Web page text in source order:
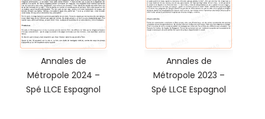
Annales de
Métropole 2024 –
Spé LLCE Espagnol
Annales de
Métropole 2023 –
Spé LLCE Espagnol